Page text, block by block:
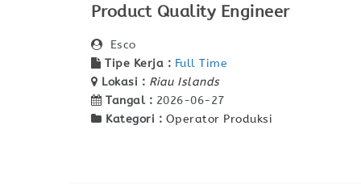
Product Quality Engineer
Esco
Tipe Kerja : Full Time
Lokasi : Riau Islands
Tangal : 2026-06-27
Kategori : Operator Produksi